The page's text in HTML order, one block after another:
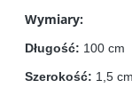
Wymiary:
Długość: 100 cm
Szerokość: 1,5 cm